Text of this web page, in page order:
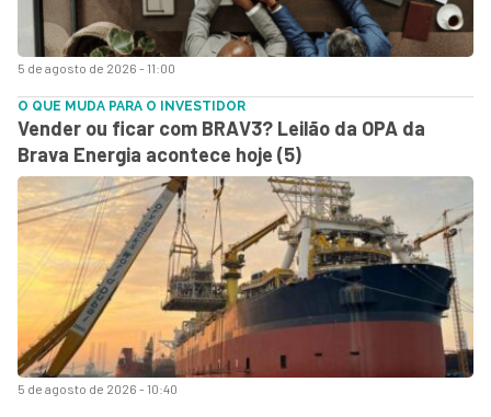
5 de agosto de 2026 - 11:00
5 de agosto de 2026 - 10:40
O QUE MUDA PARA O INVESTIDOR
Vender ou ficar com BRAV3? Leilão da OPA da
Brava Energia acontece hoje (5)